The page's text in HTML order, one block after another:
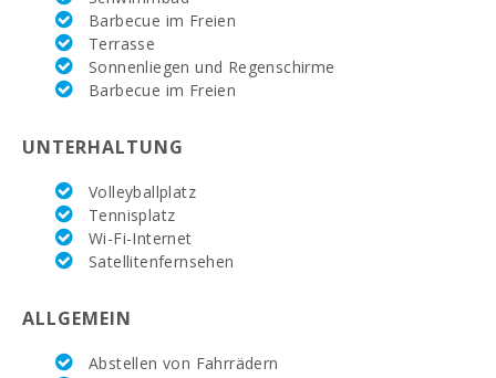
Wohnzimmer:
Toiletten:
Privates Badezimmer im Schlafzimmer (Suite):
Schlafzimmer mit zwei Einzelbetten (90x200):
Doppelbett-Schlafzimmer (150X200):
Anzahl der Personen:
Barbecue im Freien
Terrasse
Sonnenliegen und Regenschirme
Barbecue im Freien
UNTERHALTUNG
Volleyballplatz
Tennisplatz
Wi-Fi-Internet
Satellitenfernsehen
ALLGEMEIN
Abstellen von Fahrrädern